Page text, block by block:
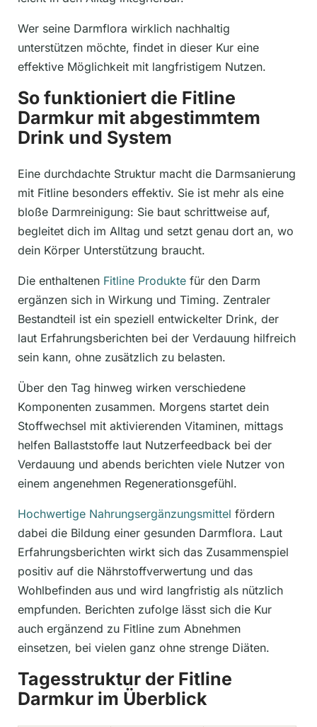
Wer seine Darmflora wirklich nachhaltig
unterstützen möchte, findet in dieser Kur eine
effektive Möglichkeit mit langfristigem Nutzen.
So funktioniert die Fitline
Darmkur mit abgestimmtem
Drink und System
Eine durchdachte Struktur macht die Darmsanierung
mit Fitline besonders effektiv. Sie ist mehr als eine
bloße Darmreinigung: Sie baut schrittweise auf,
begleitet dich im Alltag und setzt genau dort an, wo
dein Körper Unterstützung braucht.
Die enthaltenen Fitline Produkte für den Darm
ergänzen sich in Wirkung und Timing. Zentraler
Bestandteil ist ein speziell entwickelter Drink, der
laut Erfahrungsberichten bei der Verdauung hilfreich
sein kann, ohne zusätzlich zu belasten.
Über den Tag hinweg wirken verschiedene
Komponenten zusammen. Morgens startet dein
Stoffwechsel mit aktivierenden Vitaminen, mittags
helfen Ballaststoffe laut Nutzerfeedback bei der
Verdauung und abends berichten viele Nutzer von
einem angenehmen Regenerationsgefühl.
Hochwertige Nahrungsergänzungsmittel fördern
dabei die Bildung einer gesunden Darmflora. Laut
Erfahrungsberichten wirkt sich das Zusammenspiel
positiv auf die Nährstoffverwertung und das
Wohlbefinden aus und wird langfristig als nützlich
empfunden. Berichten zufolge lässt sich die Kur
auch ergänzend zu Fitline zum Abnehmen
einsetzen, bei vielen ganz ohne strenge Diäten.
Tagesstruktur der Fitline
Darmkur im Überblick